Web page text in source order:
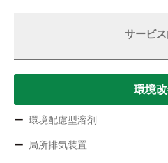
サービ
環境
環境配慮型溶剤
局所排気装置